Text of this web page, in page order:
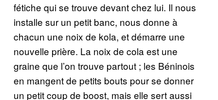
fétiche qui se trouve devant chez lui. Il nous
installe sur un petit banc, nous donne à
chacun une noix de kola, et démarre une
nouvelle prière. La noix de cola est une
graine que l’on trouve partout ; les Béninois
en mangent de petits bouts pour se donner
un petit coup de boost, mais elle sert aussi